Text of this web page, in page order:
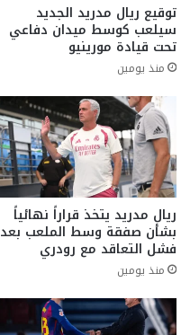
توقيع ريال مدريد الجديد
سيلعب كوسط ميدان دفاعي
تحت قيادة مورينيو
منذ يومين
ريال مدريد يتخذ قراراً نهائياً
بشأن صفقة وسط الملعب بعد
فشل التعاقد مع رودري
منذ يومين